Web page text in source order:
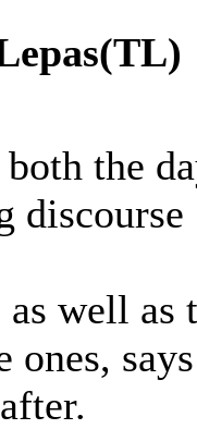
the
discourse
well as
ones,